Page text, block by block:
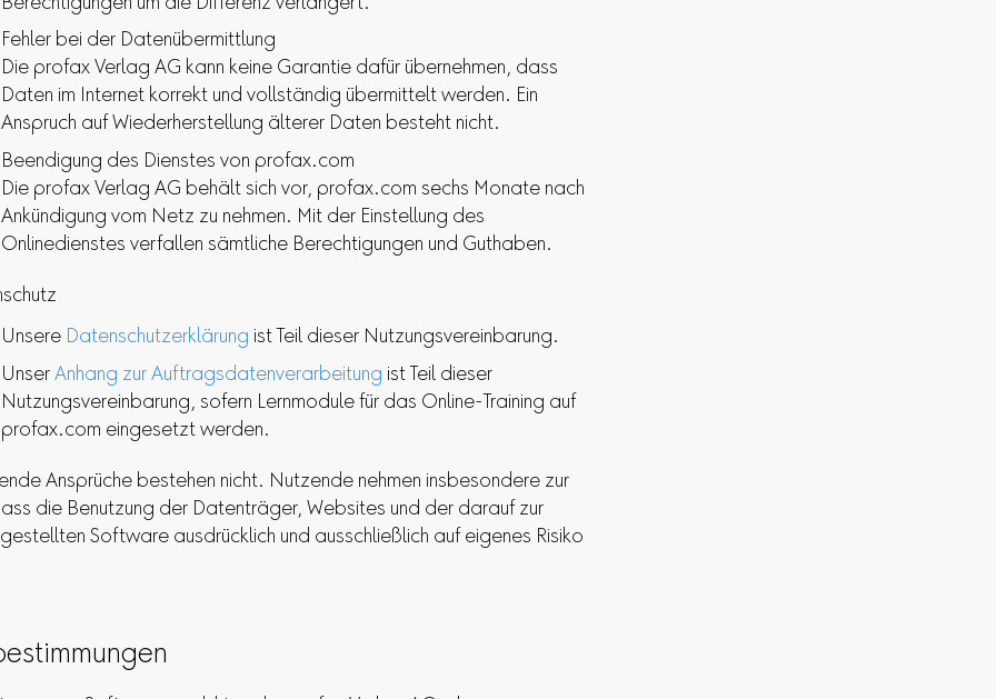
Fehler bei der Datenübermittlung
Die profax Verlag AG kann keine Garantie dafür übernehmen, dass
Daten im Internet korrekt und vollständig übermittelt werden. Ein
Anspruch auf Wiederherstellung älterer Daten besteht nicht.
Beendigung des Dienstes von profax.com
Die profax Verlag AG behält sich vor, profax.com sechs Monate nach
Ankündigung vom Netz zu nehmen. Mit der Einstellung des
Onlinedienstes verfallen sämtliche Berechtigungen und Guthaben.
Unsere Datenschutzerklärung ist Teil dieser Nutzungsvereinbarung.
Unser Anhang zur Auftragsdatenverarbeitung ist Teil dieser
Nutzungsvereinbarung, sofern Lernmodule für das Online-Training auf
profax.com eingesetzt werden.
Ansprüche bestehen nicht. Nutzende nehmen insbesondere zur
die Benutzung der Datenträger, Websites und der darauf zur
Software ausdrücklich und ausschließlich auf eigenes Risiko